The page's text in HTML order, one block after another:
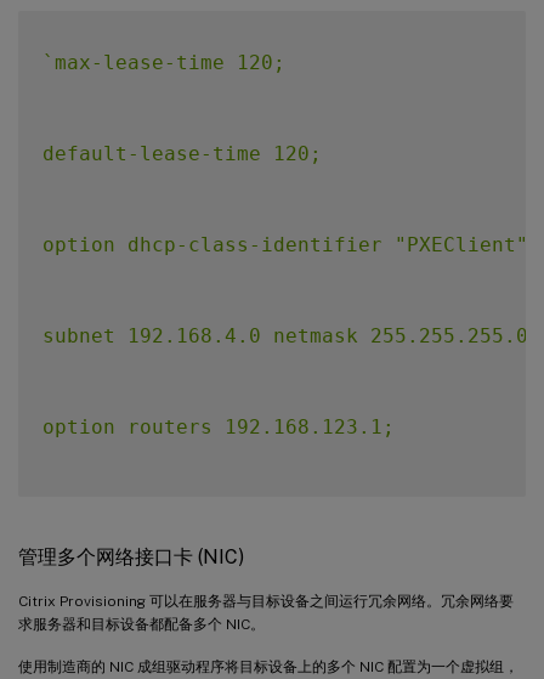
` max-lease-time 120;
default-lease-time 120;
option dhcp-class-identifier "PXEClient";
subnet 192.168.4.0 netmask 255.255.255.0
option routers 192.168.123.1;
} `
管理多个网络接口卡 (NIC)
Citrix Provisioning 可以在服务器与目标设备之间运行冗余网络。冗余网络要
求服务器和目标设备都配备多个 NIC。
使用制造商的 NIC 成组驱动程序将目标设备上的多个 NIC 配置为一个虚拟组，